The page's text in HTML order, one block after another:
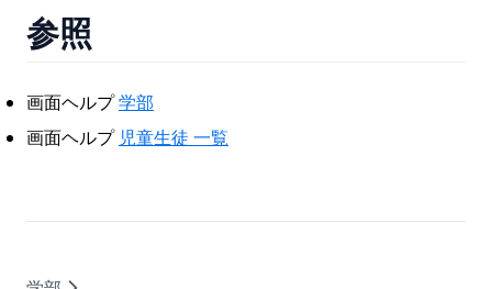
参照
画面ヘルプ学部
画面ヘルプ 児童生徒 一覧